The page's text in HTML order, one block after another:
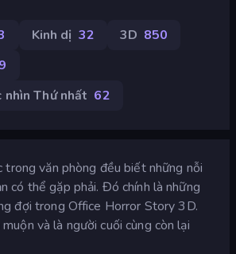
Kinh dị 32 3D 850
nhìn Thứ nhất 62
trong văn phòng đều biết những nỗi
có thể gặp phải. Đó chính là những
đợi trong Office Horror Story 3D.
và là người cuối cùng còn lại